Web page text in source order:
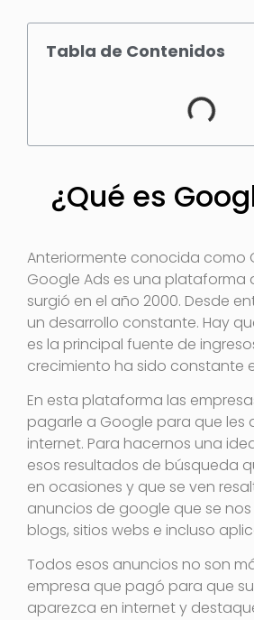
Tabla de Contenidos
¿Qué es
Anteriormente conocida como
Google Ads es una plataforma
surgió en el año 2000. Desde
un desarrollo constante. Hay
es la principal fuente de
crecimiento ha sido constante
En esta plataforma las
pagarle a Google para que les
internet. Para hacernos una
esos resultados de búsqueda
en ocasiones y que se ven
anuncios de google que se
blogs, sitios webs e incluso
Todos esos anuncios no son
empresa que pagó para que
aparezca en internet y